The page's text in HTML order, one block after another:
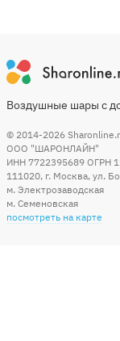
Воздушные шары с
© 2014-2026
ООО "ШАРОНЛАЙН"
ИНН 7722395689 ОГРН
111020, г. Москва, ул.
м. Электрозаводская
м. Семеновская
посмотреть на карте